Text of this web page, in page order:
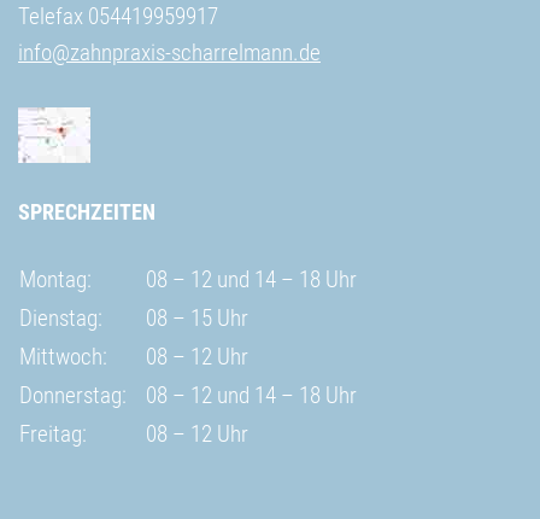
Telefax 054419959917
info@zahnpraxis-scharrelmann.de
SPRECHZEITEN
Montag:
08 – 12 und 14 – 18 Uhr
Dienstag:
08 – 15 Uhr
Mittwoch:
08 – 12 Uhr
Donnerstag:
08 – 12 und 14 – 18 Uhr
Freitag:
08 – 12 Uhr